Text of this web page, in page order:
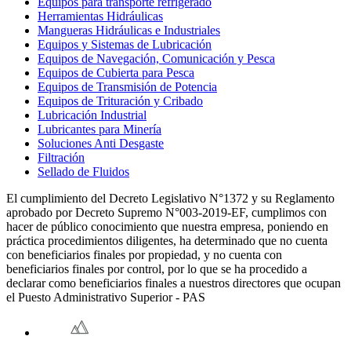
Herramientas Hidráulicas
Mangueras Hidráulicas e Industriales
Equipos y Sistemas de Lubricación
Equipos de Navegación, Comunicación y Pesca
Equipos de Cubierta para Pesca
Equipos de Transmisión de Potencia
Equipos de Trituración y Cribado
Lubricación Industrial
Lubricantes para Minería
Soluciones Anti Desgaste
Filtración
Sellado de Fluidos
El cumplimiento del Decreto Legislativo N°1372 y su Reglamento
aprobado por Decreto Supremo N°003-2019-EF, cumplimos con
hacer de público conocimiento que nuestra empresa, poniendo en
práctica procedimientos diligentes, ha determinado que no cuenta
con beneficiarios finales por propiedad, y no cuenta con
beneficiarios finales por control, por lo que se ha procedido a
declarar como beneficiarios finales a nuestros directores que ocupan
el Puesto Administrativo Superior - PAS